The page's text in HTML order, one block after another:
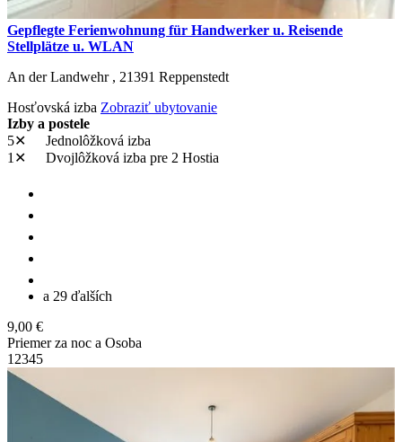
Gepflegte Ferienwohnung für Handwerker u. Reisende
Stellplätze u. WLAN
An der Landwehr , 21391 Reppenstedt
Hosťovská izba Zobraziť ubytovanie
Izby a postele
5✕
Jednolôžková izba
1✕
Dvojlôžková izba pre 2 Hostia
a 29 ďalších
9,00 €
Priemer za noc a Osoba
1 2345